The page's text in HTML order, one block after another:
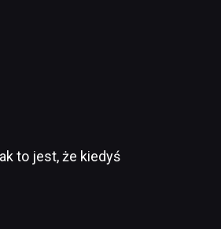
to jest, że kiedyś